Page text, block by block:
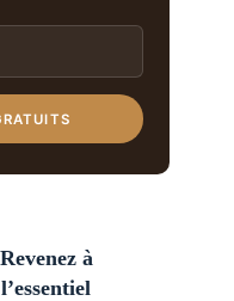
Revenez à
l’essentiel